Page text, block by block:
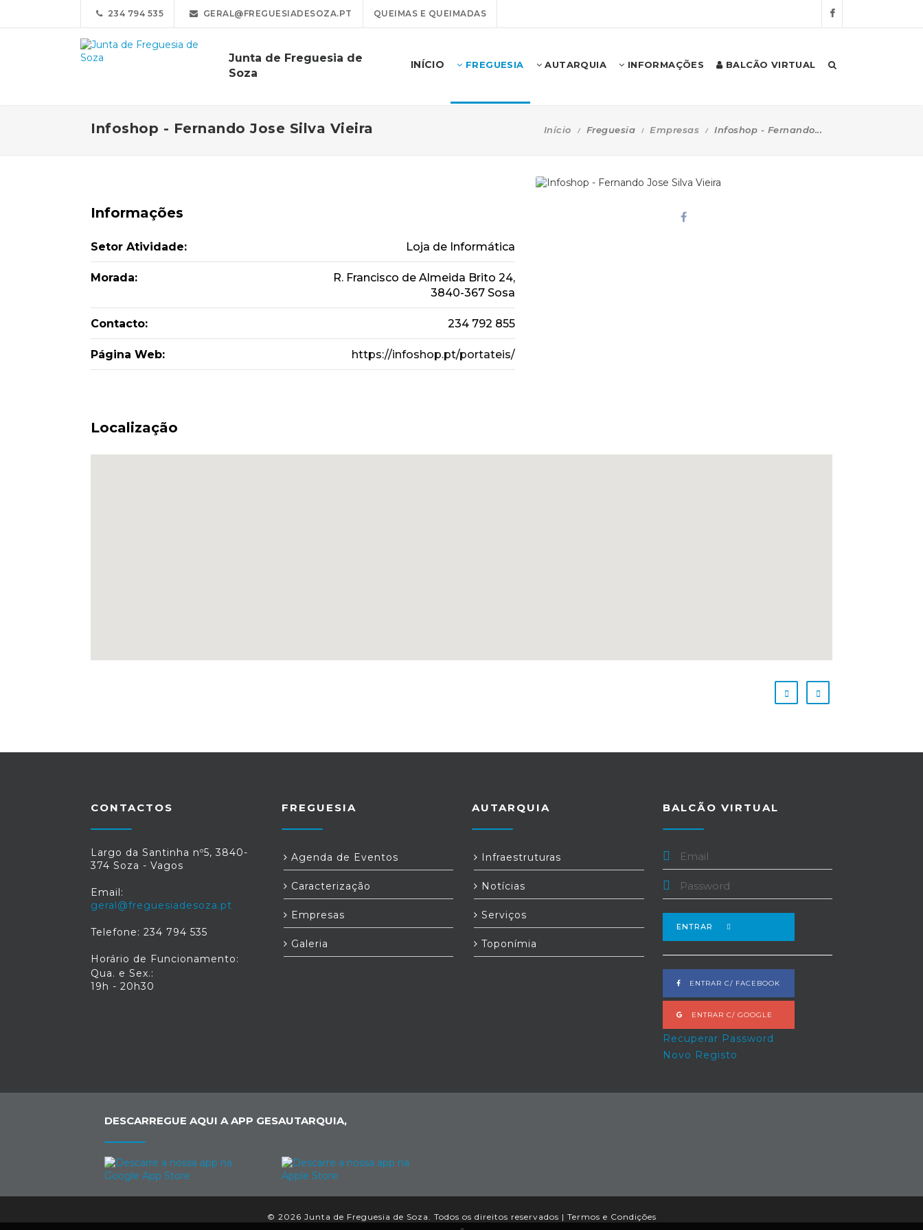
234 794 535 GERAL@FREGUESIADESOZA.PT QUEIMAS E QUEIMADAS
Junta de Freguesia de
Soza
INÍCIO FREGUESIA AUTARQUIA INFORMAÇÕES BALCÃO VIRTUAL
Infoshop - Fernando Jose Silva Vieira Início Freguesia Empresas Infoshop - Fernando...
Informações
Setor Atividade: Loja de Informática
Morada:
R. Francisco de Almeida Brito 24,
3840-367 Sosa
Contacto: 234 792 855
Página Web: https://infoshop.pt/portateis/
Localização
CONTACTOS
Largo da Santinha nº5, 3840-
374 Soza - Vagos
Email:
geral@freguesiadesoza.pt
Telefone: 234 794 535
Horário de Funcionamento:
Qua. e Sex.:
19h - 20h30
FREGUESIA
Agenda de Eventos
Caracterização
Empresas
Galeria
AUTARQUIA
Infraestruturas
Notícias
Serviços
Toponímia
BALCÃO VIRTUAL
ENTRAR
ENTRAR C/ FACEBOOK
ENTRAR C/ GOOGLE
Recuperar Password
Novo Registo
DESCARREGUE AQUI A APP GESAUTARQUIA,
© 2026 Junta de Freguesia de Soza. Todos os direitos reservados | Termos e Condições